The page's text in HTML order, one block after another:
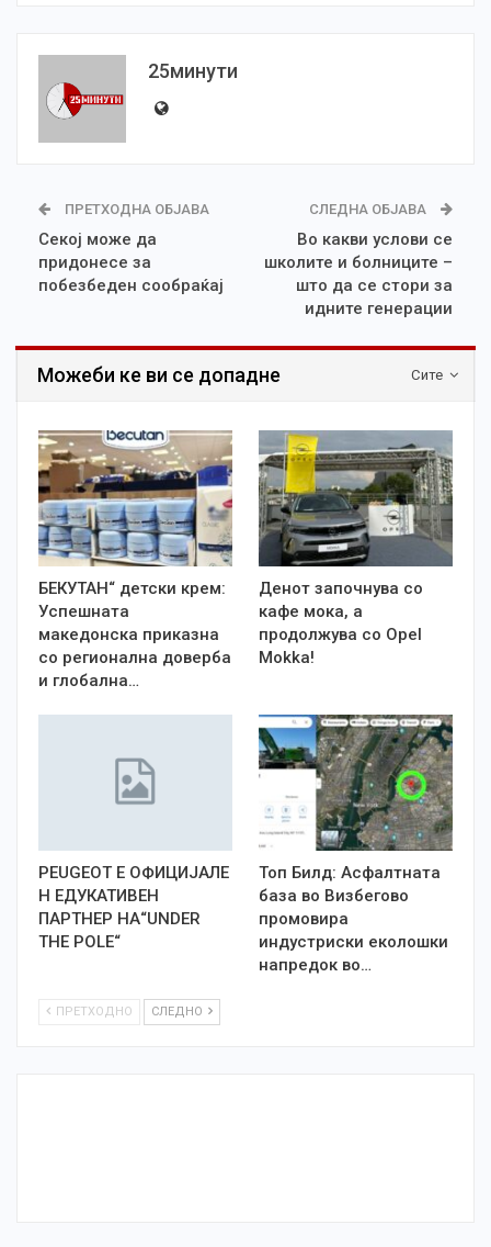
25минути
ПРЕТХОДНА ОБЈАВА
Секој може да
придонесе за
побезбеден сообраќај
СЛЕДНА ОБЈАВА
Во какви услови се
школите и болниците –
што да се стори за
идните генерации
Сите
Можеби ке ви се допадне
БЕКУТАН“ детски крем:
Успешната
македонска приказна
со регионална доверба
и глобална…
Денот започнува со
кафе мока, а
продолжува со Opel
Mokka!
PEUGEOT Е OФИЦИЈАЛЕ
Н ЕДУКАТИВЕН
ПАРТНЕР НА“UNDER
THE POLE“
Топ Билд: Асфалтната
база во Визбегово
промовира
индустриски еколошки
напредок во…
ПРЕТХОДНО СЛЕДНО